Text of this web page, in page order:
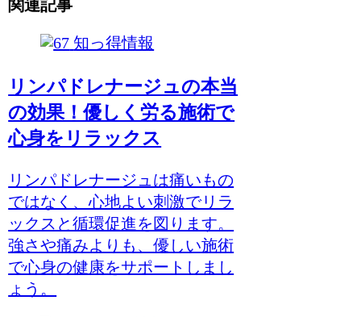
関連記事
知っ得情報
リンパドレナージュの本当
の効果！優しく労る施術で
心身をリラックス
リンパドレナージュは痛いもの
ではなく、心地よい刺激でリラ
ックスと循環促進を図ります。
強さや痛みよりも、優しい施術
で心身の健康をサポートしまし
ょう。